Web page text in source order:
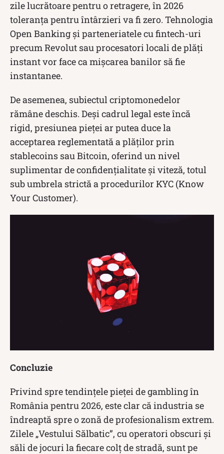
zile lucrătoare pentru o retragere, în 2026
toleranța pentru întârzieri va fi zero. Tehnologia
Open Banking și parteneriatele cu fintech-uri
precum Revolut sau procesatori locali de plăți
instant vor face ca mișcarea banilor să fie
instantanee.
De asemenea, subiectul criptomonedelor
rămâne deschis. Deși cadrul legal este încă
rigid, presiunea pieței ar putea duce la
acceptarea reglementată a plăților prin
stablecoins sau Bitcoin, oferind un nivel
suplimentar de confidențialitate și viteză, totul
sub umbrela strictă a procedurilor KYC (Know
Your Customer).
Concluzie
Privind spre tendințele pieței de gambling în
România pentru 2026, este clar că industria se
îndreaptă spre o zonă de profesionalism extrem.
Zilele „Vestului Sălbatic”, cu operatori obscuri și
săli de jocuri la fiecare colț de stradă, sunt pe